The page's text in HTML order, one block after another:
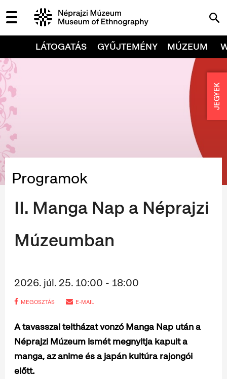
LÁTOGATÁS GYŰJTEMÉNY MÚZEUM
Programok
II. Manga Nap a Néprajzi
Múzeumban
2026. júl. 25. 10:00 - 18:00
MEGOSZTÁS E-MAIL
A tavasszal teltházat vonzó Manga Nap után a
Néprajzi Múzeum ismét megnyitja kapuit a
manga, az anime és a japán kultúra rajongói
előtt.
JEGYEK